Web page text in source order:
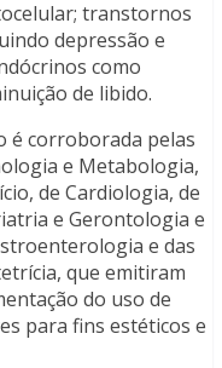
transtornos
depressão e
como
de libido.
é corroborada pelas
e Metabologia,
de Cardiologia, de
e Gerontologia e
e das
que emitiram
do uso de
para fins estéticos e